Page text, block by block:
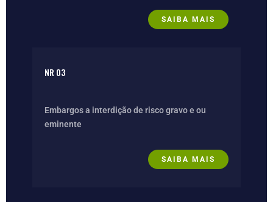
SAIBA MAIS
NR 03
Embargos a interdição de risco gravo e ou
eminente
SAIBA MAIS